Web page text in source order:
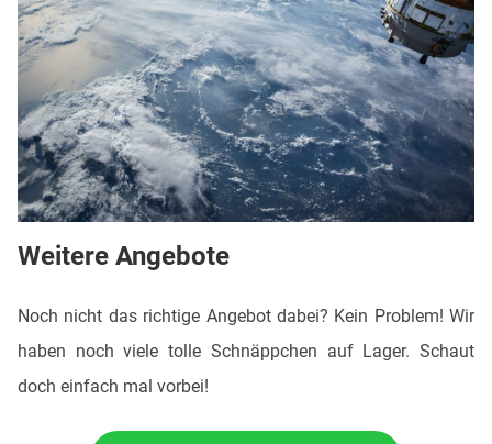
Weitere Angebote
Noch nicht das richtige Angebot dabei? Kein Problem! Wir
haben noch viele tolle Schnäppchen auf Lager. Schaut
doch einfach mal vorbei!